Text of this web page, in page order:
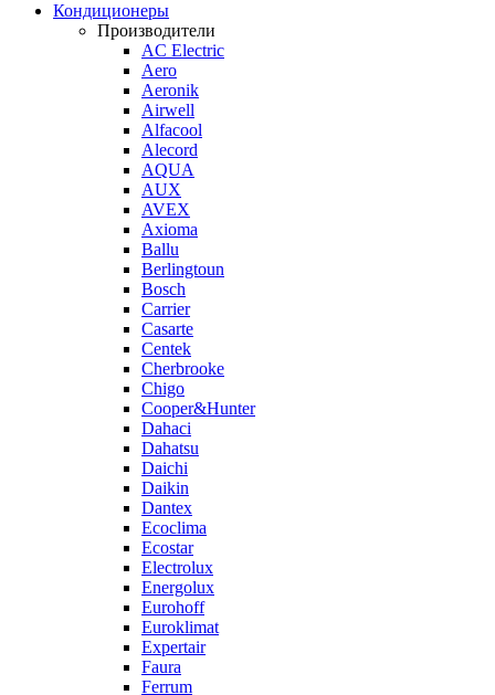
Кондиционеры
Производители
AC Electric
Aero
Aeronik
Airwell
Alfacool
Alecord
AQUA
AUX
AVEX
Axioma
Ballu
Berlingtoun
Bosch
Carrier
Casarte
Centek
Cherbrooke
Chigo
Cooper&Hunter
Dahaci
Dahatsu
Daichi
Daikin
Dantex
Ecoclima
Ecostar
Electrolux
Energolux
Eurohoff
Euroklimat
Expertair
Faura
Ferrum